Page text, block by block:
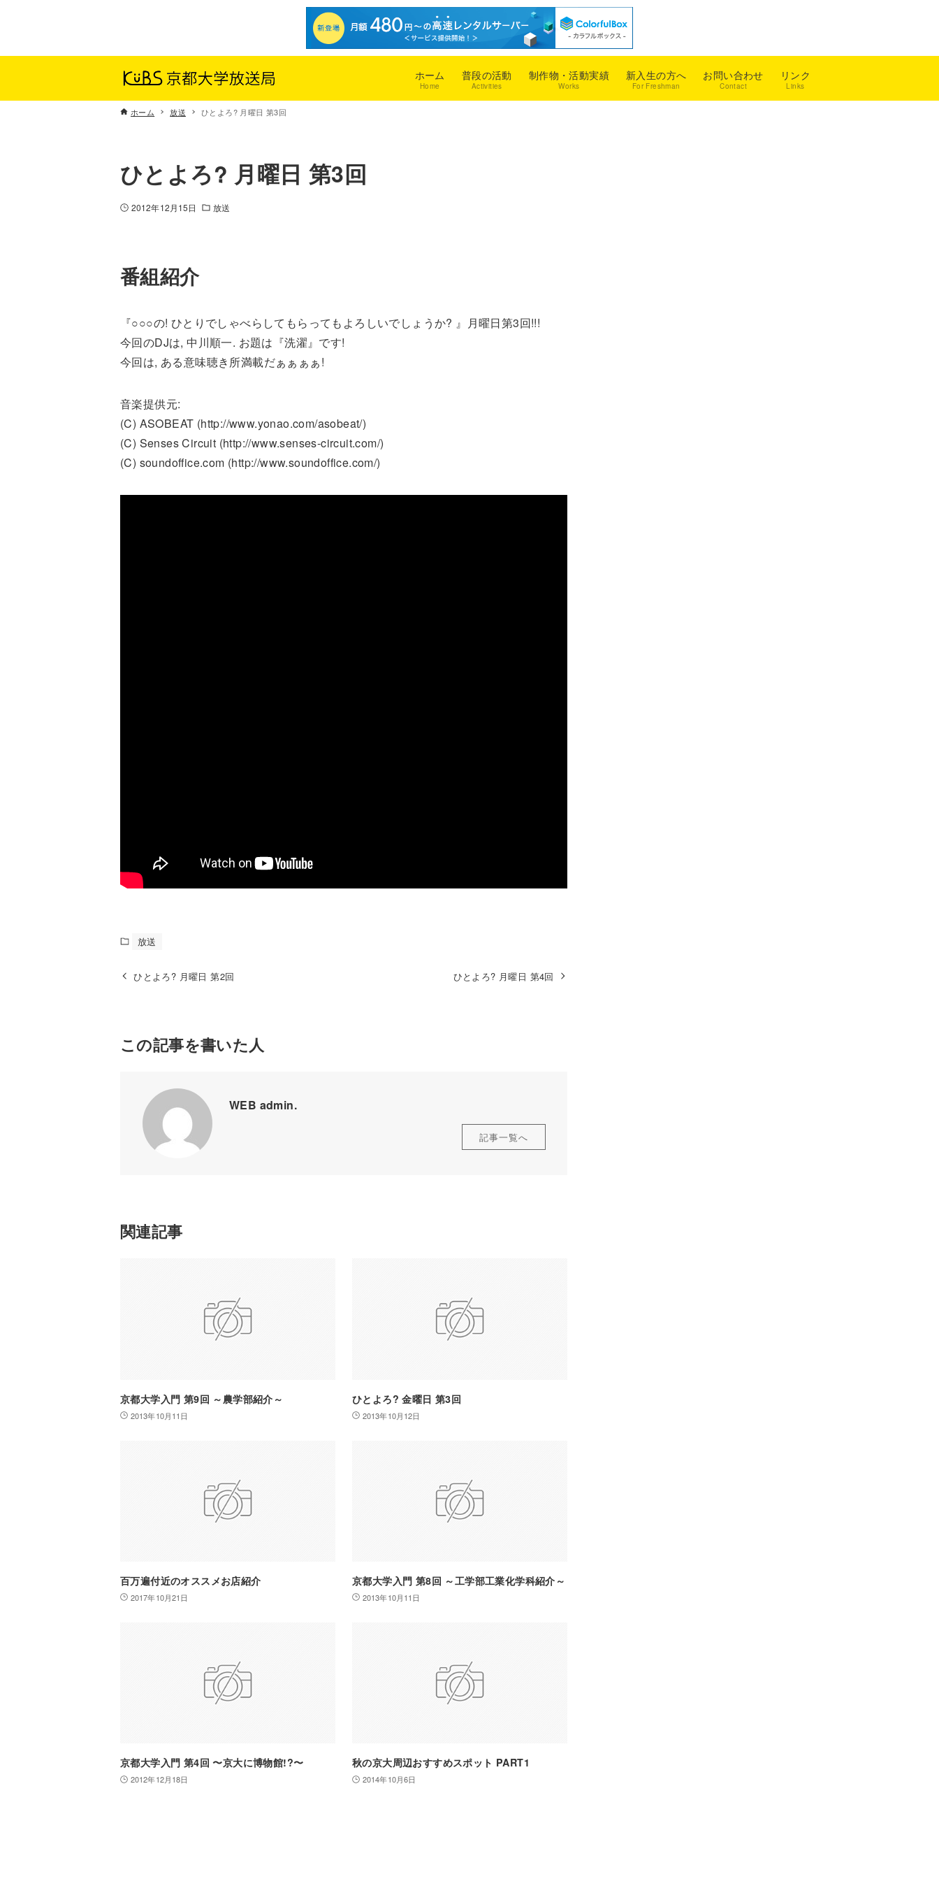
ホーム
Home
普段の活動
Activities
制作物・活動実績
Works
新入生の方へ
For Freshman
お問い合わせ
Contact
リンク
Links
ホーム 放送 ひとよろ? 月曜日 第3回
ひとよろ? 月曜日 第3回
2012年12月15日 放送
番組紹介
『○○○の! ひとりでしゃべらしてもらってもよろしいでしょうか? 』月曜日第3回!!!
今回のDJは, 中川順一. お題は『洗濯』です!
今回は, ある意味聴き所満載だぁぁぁぁ!
音楽提供元:
(C) ASOBEAT (http://www.yonao.com/asobeat/)
(C) Senses Circuit (http://www.senses-circuit.com/)
(C) soundoffice.com (http://www.soundoffice.com/)
放送
ひとよろ? 月曜日 第2回 ひとよろ? 月曜日 第4回
この記事を書いた人
WEB admin.
記事一覧へ
関連記事
京都大学入門 第9回 ～農学部紹介～
2013年10月11日
ひとよろ? 金曜日 第3回
2013年10月12日
百万遍付近のオススメお店紹介
2017年10月21日
京都大学入門 第8回 ～工学部工業化学科紹介～
2013年10月11日
京都大学入門 第4回 〜京大に博物館!?〜
2012年12月18日
秋の京大周辺おすすめスポット PART1
2014年10月6日